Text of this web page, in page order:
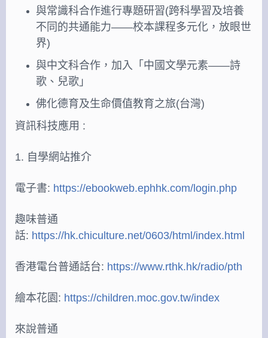
與常識科合作進行專題研習(跨科學習及培養
不同的共通能力——校本課程多元化，放眼世
界)
與中文科合作，加入「中國文學元素——詩
歌、兒歌」
佛化德育及生命價值教育之旅(台灣)
資訊科技應用 :
1. 自學網站推介
電子書: https://ebookweb.ephhk.com/login.php
趣味普通
話: https://hk.chiculture.net/0603/html/index.html
香港電台普通話台: https://www.rthk.hk/radio/pth
繪本花園: https://children.moc.gov.tw/index
來說普通